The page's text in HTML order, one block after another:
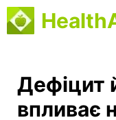
Перейти
до
Дефіцит
впливає